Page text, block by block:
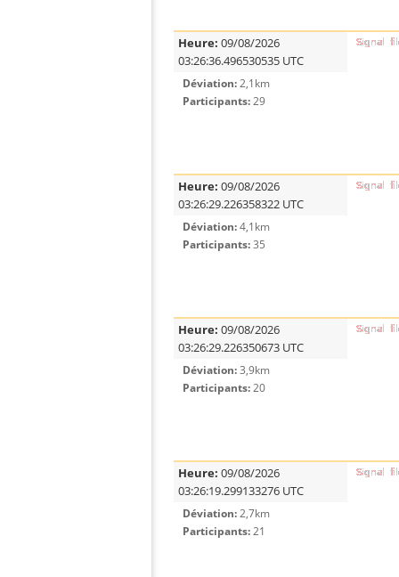
Heure: 09/08/2026
03:26:36.496530535 UTC
Déviation:2,1km
Participants:29
Heure: 09/08/2026
03:26:29.226358322 UTC
Déviation:4,1km
Participants:35
Heure: 09/08/2026
03:26:29.226350673 UTC
Déviation:3,9km
Participants:20
Heure: 09/08/2026
03:26:19.299133276 UTC
Déviation:2,7km
Participants:21